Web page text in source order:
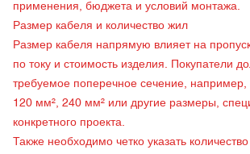
применения, бюджета и условий монтажа.
Размер кабеля и количество жил
Размер кабеля напрямую влияет на
по току и стоимость изделия. Покупатели
требуемое поперечное сечение, например,
120 мм², 240 мм² или другие размеры,
конкретного проекта.
Также необходимо четко указать